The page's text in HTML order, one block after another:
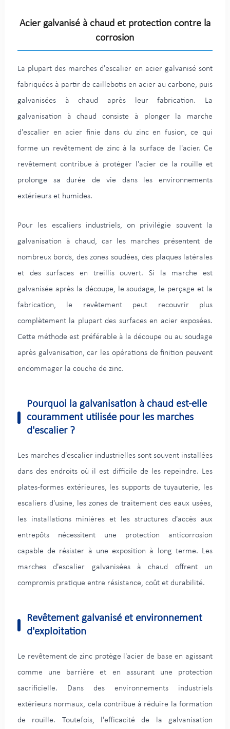
Acier galvanisé à chaud et protection contre la
corrosion
La plupart des marches d'escalier en acier galvanisé sont
fabriquées à partir de caillebotis en acier au carbone, puis
galvanisées à chaud après leur fabrication. La
galvanisation à chaud consiste à plonger la marche
d'escalier en acier finie dans du zinc en fusion, ce qui
forme un revêtement de zinc à la surface de l'acier. Ce
revêtement contribue à protéger l'acier de la rouille et
prolonge sa durée de vie dans les environnements
extérieurs et humides.
Pour les escaliers industriels, on privilégie souvent la
galvanisation à chaud, car les marches présentent de
nombreux bords, des zones soudées, des plaques latérales
et des surfaces en treillis ouvert. Si la marche est
galvanisée après la découpe, le soudage, le perçage et la
fabrication, le revêtement peut recouvrir plus
complètement la plupart des surfaces en acier exposées.
Cette méthode est préférable à la découpe ou au soudage
après galvanisation, car les opérations de finition peuvent
endommager la couche de zinc.
Pourquoi la galvanisation à chaud est-elle
couramment utilisée pour les marches
d'escalier ?
Les marches d'escalier industrielles sont souvent installées
dans des endroits où il est difficile de les repeindre. Les
plates-formes extérieures, les supports de tuyauterie, les
escaliers d'usine, les zones de traitement des eaux usées,
les installations minières et les structures d'accès aux
entrepôts nécessitent une protection anticorrosion
capable de résister à une exposition à long terme. Les
marches d'escalier galvanisées à chaud offrent un
compromis pratique entre résistance, coût et durabilité.
Revêtement galvanisé et environnement
d'exploitation
Le revêtement de zinc protège l'acier de base en agissant
comme une barrière et en assurant une protection
sacrificielle. Dans des environnements industriels
extérieurs normaux, cela contribue à réduire la formation
de rouille. Toutefois, l'efficacité de la galvanisation